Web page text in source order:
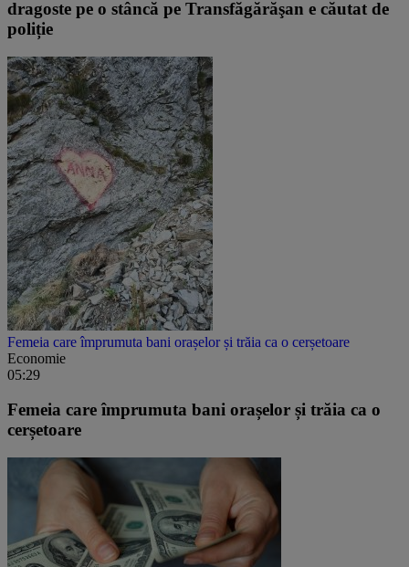
dragoste pe o stâncă pe Transfăgărăşan e căutat de
poliție
Femeia care împrumuta bani orașelor și trăia ca o cerșetoare
Economie
05:29
Femeia care împrumuta bani orașelor și trăia ca o
cerșetoare